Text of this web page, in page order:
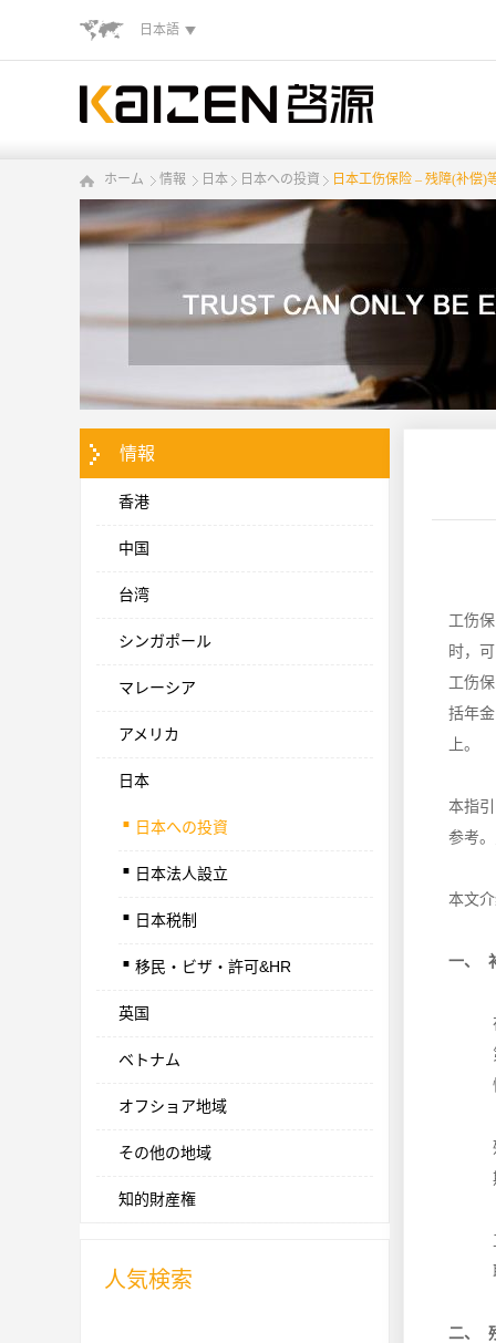
日本語
ホーム 情報 日本 日本への投資 日本工伤保险 – 残障(补偿)
情報
香港
中国
台湾
シンガポール
マレーシア
アメリカ
日本
. 日本への投資
. 日本法人設立
. 日本税制
. 移民・ビザ・許可&HR
英国
ベトナム
オフショア地域
その他の地域
知的財産権
人気検索
工伤
时，
工伤
括年
上。
本指
参考
本文
一、
二、